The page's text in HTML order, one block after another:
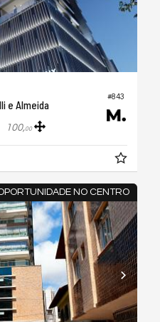
#843
e Almeida
100,00
NO CENTRO